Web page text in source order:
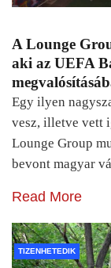
A Lounge
aki az UEFA
Egy ilyen
vesz, illetve vett
Lounge Group
bevont magyar
Read More
TIZENHETEDIK